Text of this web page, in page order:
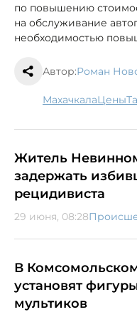
по повышению
на обслуживание
необходимостью
Автор:Роман
Махачкала цены
Житель
задержать
рецидивиста
29 июня, 08:28
В
установят
мультиков